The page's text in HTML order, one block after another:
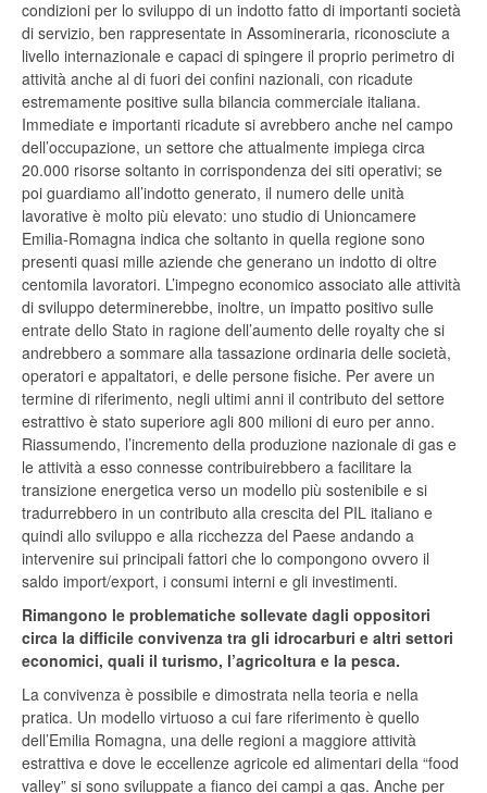
condizioni per lo sviluppo di un indotto fatto di importanti società
di servizio, ben rappresentate in Assomineraria, riconosciute a
livello internazionale e capaci di spingere il proprio perimetro di
attività anche al di fuori dei confini nazionali, con ricadute
estremamente positive sulla bilancia commerciale italiana.
Immediate e importanti ricadute si avrebbero anche nel campo
dell’occupazione, un settore che attualmente impiega circa
20.000 risorse soltanto in corrispondenza dei siti operativi; se
poi guardiamo all’indotto generato, il numero delle unità
lavorative è molto più elevato: uno studio di Unioncamere
Emilia-Romagna indica che soltanto in quella regione sono
presenti quasi mille aziende che generano un indotto di oltre
centomila lavoratori. L’impegno economico associato alle attività
di sviluppo determinerebbe, inoltre, un impatto positivo sulle
entrate dello Stato in ragione dell’aumento delle royalty che si
andrebbero a sommare alla tassazione ordinaria delle società,
operatori e appaltatori, e delle persone fisiche. Per avere un
termine di riferimento, negli ultimi anni il contributo del settore
estrattivo è stato superiore agli 800 milioni di euro per anno.
Riassumendo, l’incremento della produzione nazionale di gas e
le attività a esso connesse contribuirebbero a facilitare la
transizione energetica verso un modello più sostenibile e si
tradurrebbero in un contributo alla crescita del PIL italiano e
quindi allo sviluppo e alla ricchezza del Paese andando a
intervenire sui principali fattori che lo compongono ovvero il
saldo import/export, i consumi interni e gli investimenti.
Rimangono le problematiche sollevate dagli oppositori
circa la difficile convivenza tra gli idrocarburi e altri settori
economici, quali il turismo, l’agricoltura e la pesca.
La convivenza è possibile e dimostrata nella teoria e nella
pratica. Un modello virtuoso a cui fare riferimento è quello
dell’Emilia Romagna, una delle regioni a maggiore attività
estrattiva e dove le eccellenze agricole ed alimentari della “food
valley” si sono sviluppate a fianco dei campi a gas. Anche per